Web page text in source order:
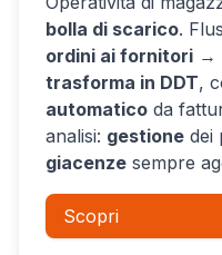
bolla di scarico.
ordini ai fornitori →
trasforma in DDT,
automatico da
analisi: gestione dei
giacenze sempre
Scopri